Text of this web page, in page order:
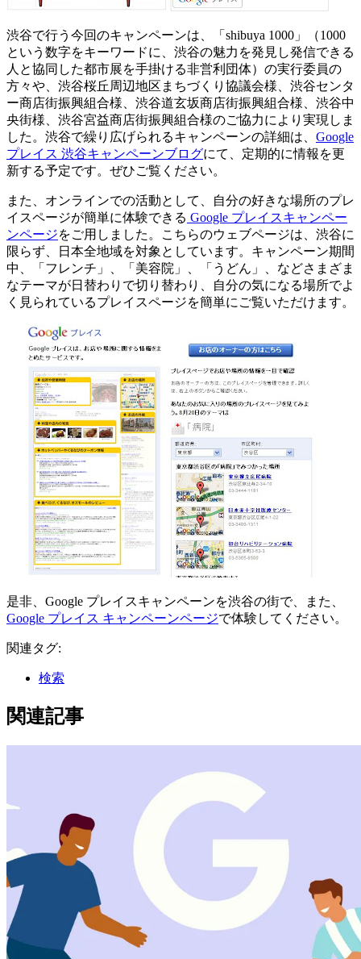
渋谷で行う今回のキャンペーンは、「shibuya 1000」（1000
という数字をキーワードに、渋谷の魅力を発見し発信できる
人と協同した都市展を手掛ける非営利団体）の実行委員の
方々や、渋谷桜丘周辺地区まちづくり協議会様、渋谷センタ
ー商店街振興組合様、渋谷道玄坂商店街振興組合様、渋谷中
央街様、渋谷宮益商店街振興組合様のご協力により実現しま
した。渋谷で繰り広げられるキャンペーンの詳細は、 Google
プレイス 渋谷キャンペーンブログにて、定期的に情報を更
新する予定です。ぜひご覧ください。
また、オンラインでの活動として、自分の好きな場所のプレ
イスページが簡単に体験できる Google プレイスキャンペー
ンページをご用しました。こちらのウェブページは、渋谷に
限らず、日本全地域を対象としています。キャンペーン期間
中、「フレンチ」、「美容院」、「うどん」、などさまざま
なテーマが日替わりで切り替わり、自分の気になる場所でよ
く見られているプレイスページを簡単にご覧いただけます。
是非、Google プレイスキャンペーンを渋谷の街で、また、
Google プレイス キャンペーンページで体験してください。
関連タグ:
検索
関連記事